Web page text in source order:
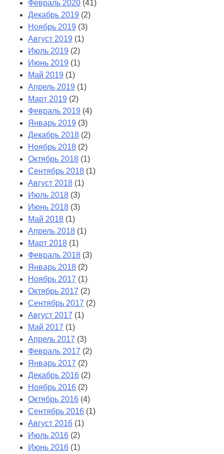
Февраль 2020 (41)
Декабрь 2019 (2)
Ноябрь 2019 (3)
Август 2019 (1)
Июль 2019 (2)
Июнь 2019 (1)
Май 2019 (1)
Апрель 2019 (1)
Март 2019 (2)
Февраль 2019 (4)
Январь 2019 (3)
Декабрь 2018 (2)
Ноябрь 2018 (2)
Октябрь 2018 (1)
Сентябрь 2018 (1)
Август 2018 (1)
Июль 2018 (3)
Июнь 2018 (3)
Май 2018 (1)
Апрель 2018 (1)
Март 2018 (1)
Февраль 2018 (3)
Январь 2018 (2)
Ноябрь 2017 (1)
Октябрь 2017 (2)
Сентябрь 2017 (2)
Август 2017 (1)
Май 2017 (1)
Апрель 2017 (3)
Февраль 2017 (2)
Январь 2017 (2)
Декабрь 2016 (2)
Ноябрь 2016 (2)
Октябрь 2016 (4)
Сентябрь 2016 (1)
Август 2016 (1)
Июль 2016 (2)
Июнь 2016 (1)